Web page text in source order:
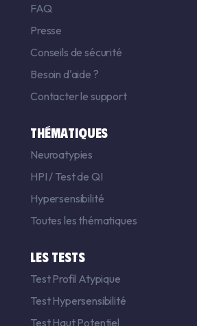
FAQ
Presse
Conseils de sécurité
Besoin d'aide ?
Contacter le support
THÉMATIQUES
Neuroatypies
HPI / Test de QI
Hypersensibilité
Toutes les thématiques
LES TESTS
Test Profil Atypique
Test Hypersensibilité
Test Haut Potentiel